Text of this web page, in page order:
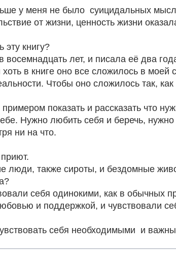
у меня не было  суицидальных
от жизни, ценность жизни
эту книгу?
восемнадцать лет, и писала её два
в книге оно все сложилось в моей
Чтобы оно сложилось так, как
показать и рассказать что
Нужно любить себя и беречь,
ни на что.
люди, также сироты, и бездомные
себя одинокими, как в обычных
и поддержкой, и чувствовали
себя необходимыми  и